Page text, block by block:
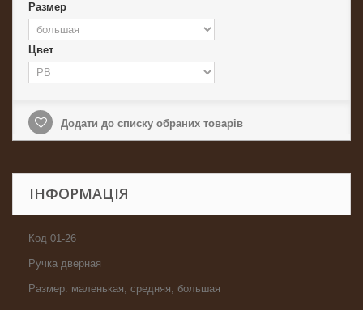
Размер
Цвет
Додати до списку обраних товарів
ІНФОРМАЦІЯ
Код 01-26
Ручка дверная
Размер: маленькая, средняя, большая